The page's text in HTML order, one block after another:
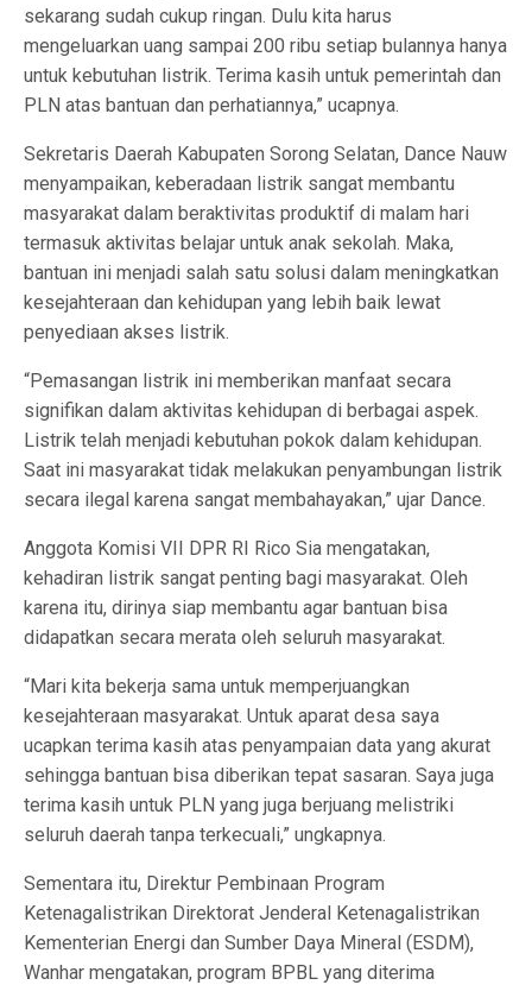
sekarang sudah cukup ringan. Dulu kita harus
mengeluarkan uang sampai 200 ribu setiap bulannya hanya
untuk kebutuhan listrik. Terima kasih untuk pemerintah dan
PLN atas bantuan dan perhatiannya,” ucapnya.
Sekretaris Daerah Kabupaten Sorong Selatan, Dance Nauw
menyampaikan, keberadaan listrik sangat membantu
masyarakat dalam beraktivitas produktif di malam hari
termasuk aktivitas belajar untuk anak sekolah. Maka,
bantuan ini menjadi salah satu solusi dalam meningkatkan
kesejahteraan dan kehidupan yang lebih baik lewat
penyediaan akses listrik.
“Pemasangan listrik ini memberikan manfaat secara
signifikan dalam aktivitas kehidupan di berbagai aspek.
Listrik telah menjadi kebutuhan pokok dalam kehidupan.
Saat ini masyarakat tidak melakukan penyambungan listrik
secara ilegal karena sangat membahayakan,” ujar Dance.
Anggota Komisi VII DPR RI Rico Sia mengatakan,
kehadiran listrik sangat penting bagi masyarakat. Oleh
karena itu, dirinya siap membantu agar bantuan bisa
didapatkan secara merata oleh seluruh masyarakat.
“Mari kita bekerja sama untuk memperjuangkan
kesejahteraan masyarakat. Untuk aparat desa saya
ucapkan terima kasih atas penyampaian data yang akurat
sehingga bantuan bisa diberikan tepat sasaran. Saya juga
terima kasih untuk PLN yang juga berjuang melistriki
seluruh daerah tanpa terkecuali,” ungkapnya.
Sementara itu, Direktur Pembinaan Program
Ketenagalistrikan Direktorat Jenderal Ketenagalistrikan
Kementerian Energi dan Sumber Daya Mineral (ESDM),
Wanhar mengatakan, program BPBL yang diterima